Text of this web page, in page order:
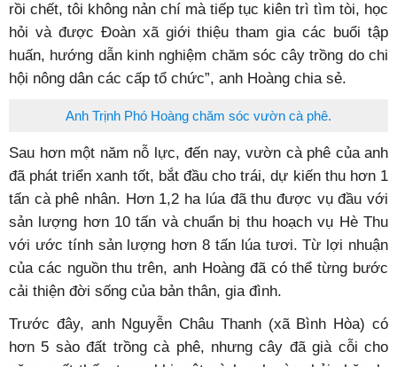
rồi chết, tôi không nản chí mà tiếp tục kiên trì tìm tòi, học
hỏi và được Đoàn xã giới thiệu tham gia các buổi tập
huấn, hướng dẫn kinh nghiệm chăm sóc cây trồng do chi
hội nông dân các cấp tổ chức”, anh Hoàng chia sẻ.
Anh Trịnh Phó Hoàng chăm sóc vườn cà phê.
Sau hơn một năm nỗ lực, đến nay, vườn cà phê của anh
đã phát triển xanh tốt, bắt đầu cho trái, dự kiến thu hơn 1
tấn cà phê nhân. Hơn 1,2 ha lúa đã thu được vụ đầu với
sản lượng hơn 10 tấn và chuẩn bị thu hoạch vụ Hè Thu
với ước tính sản lượng hơn 8 tấn lúa tươi. Từ lợi nhuận
của các nguồn thu trên, anh Hoàng đã có thể từng bước
cải thiện đời sống của bản thân, gia đình.
Trước đây, anh Nguyễn Châu Thanh (xã Bình Hòa) có
hơn 5 sào đất trồng cà phê, nhưng cây đã già cỗi cho